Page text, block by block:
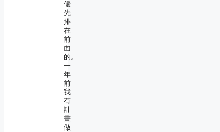
優
先
排
在
前
面
的。
一
年
前
我
有
計
畫
做